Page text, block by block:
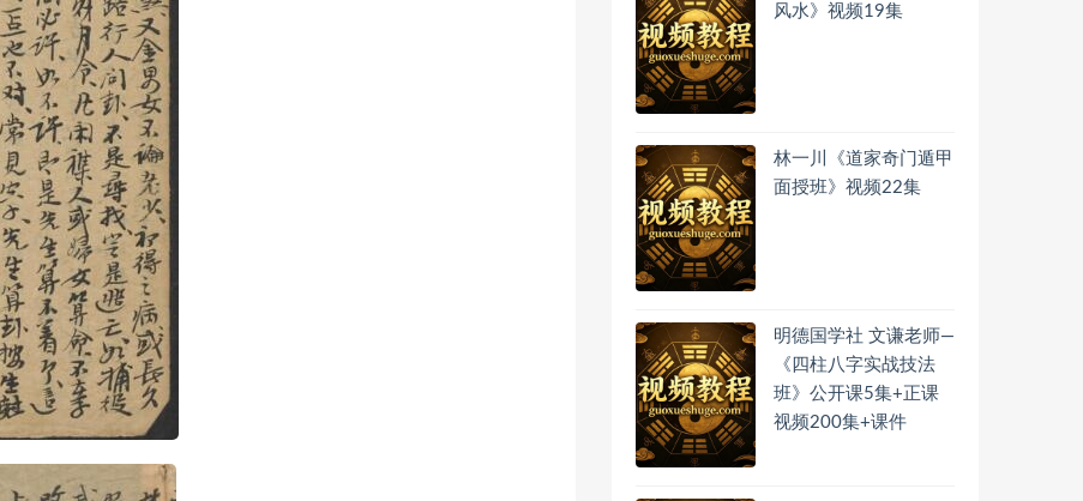
风水》视频19集
林一川《道家奇门遁甲
面授班》视频22集
明德国学社 文谦老师—
《四柱八字实战技法
班》公开课5集+正课
视频200集+课件